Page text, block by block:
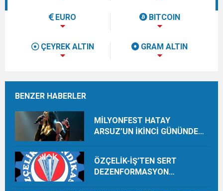
EURO BITCOIN
ÇEYREK ALTIN GRAM ALTIN
BENZER HABERLER
MİLYONFEST HATAY
ARSUZ’UN İKİNCİ GÜNÜNDE
ÖZÇELİK-İŞ’TEN SERT
DEZENFORMASYON